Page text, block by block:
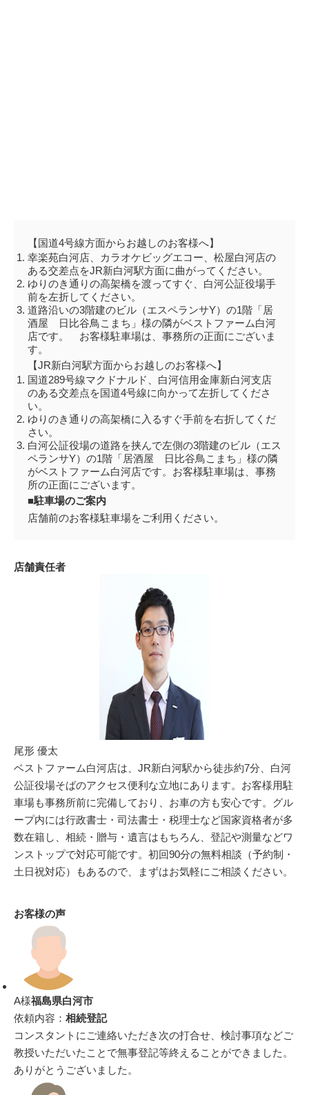
【国道4号線方面からお越しのお客様へ】
幸楽苑白河店、カラオケビッグエコー、松屋白河店の
ある交差点をJR新白河駅方面に曲がってください。
ゆりのき通りの高架橋を渡ってすぐ、白河公証役場手
前を左折してください。
道路沿いの3階建のビル（エスペランサY）の1階「居
酒屋 日比谷鳥こまち」様の隣がベストファーム白河
店です。 お客様駐車場は、事務所の正面にございま
す。
【JR新白河駅方面からお越しのお客様へ】
国道289号線マクドナルド、白河信用金庫新白河支店
のある交差点を国道4号線に向かって左折してくださ
い。
ゆりのき通りの高架橋に入るすぐ手前を右折してくだ
さい。
白河公証役場の道路を挟んで左側の3階建のビル（エス
ペランサY）の1階「居酒屋 日比谷鳥こまち」様の隣
がベストファーム白河店です。お客様駐車場は、事務
所の正面にございます。
■駐車場のご案内
店舗前のお客様駐車場をご利用ください。
店舗責任者
尾形 優太
ベストファーム白河店は、JR新白河駅から徒歩約7分、白河
公証役場そばのアクセス便利な立地にあります。お客様用駐
車場も事務所前に完備しており、お車の方も安心です。グル
ープ内には行政書士・司法書士・税理士など国家資格者が多
数在籍し、相続・贈与・遺言はもちろん、登記や測量などワ
ンストップで対応可能です。初回90分の無料相談（予約制・
土日祝対応）もあるので、まずはお気軽にご相談ください。
お客様の声
A様福島県白河市
依頼内容： 相続登記
コンスタントにご連絡いただき次の打合せ、検討事項などご
教授いただいたことで無事登記等終えることができました。
ありがとうございました。